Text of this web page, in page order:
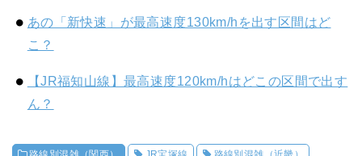
あの「新快速」が最高速度130km/hを出す区間はど
こ？
【JR福知山線】最高速度120km/hはどこの区間で出す
ん？